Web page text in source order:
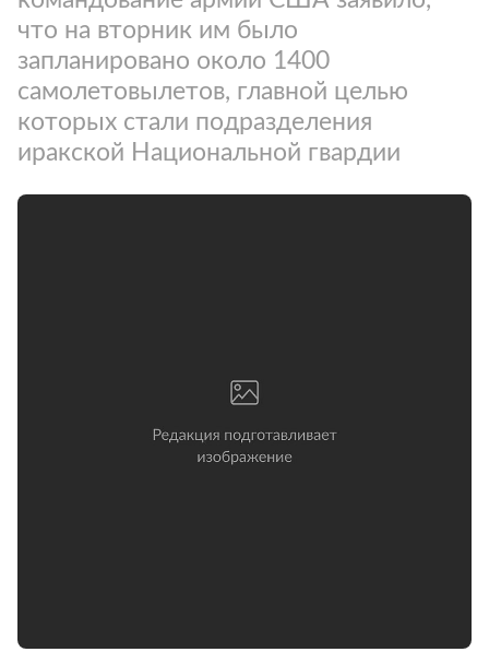
что на вторник им было
запланировано около 1400
самолетовылетов, главной целью
которых стали подразделения
иракской Национальной гвардии